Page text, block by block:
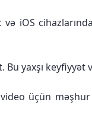
iOS
yaxşı keyfiyyət
üçün